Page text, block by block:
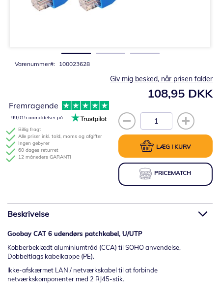
Varenummer 100023628
108,95 DKK
Giv mig besked, når prisen falder
LÆG I KURV
PRICEMATCH
Billig fragt
Alle priser inkl. told, moms og afgifter
Ingen gebyrer
60 dages returret
12 måneders GARANTI
Fremragende
99,015 anmeldelser på
Beskrivelse
Goobay CAT 6 udendørs patchkabel, U/UTP
Kobberbeklædt aluminiumtråd (CCA) til SOHO anvendelse,
Dobbeltlags kabelkappe (PE).
Ikke-afskærmet LAN / netværkskabel til at forbinde
netværkskomponenter med 2 RJ45-stik.